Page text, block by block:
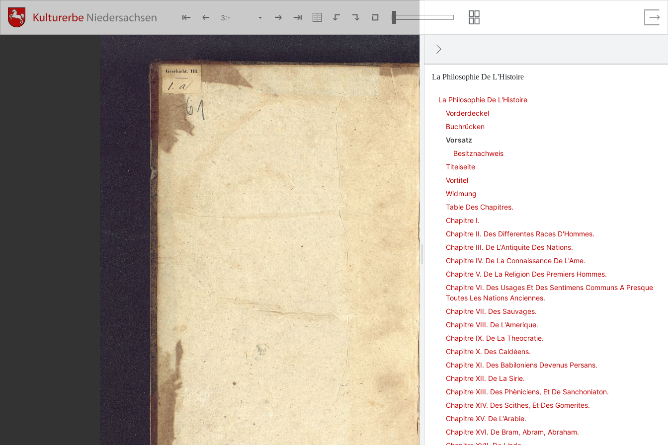
La Philosophie De L'Histoire
La Philosophie De L'Histoire
Vorderdeckel
Buchrücken
Vorsatz
Besitznachweis
Titelseite
Vortitel
Widmung
Table Des Chapitres.
Chapitre I.
Chapitre II. Des Differentes Races D'Hommes.
Chapitre III. De L'Antiquite Des Nations.
Chapitre IV. De La Connaissance De L'Ame.
Chapitre V. De La Religion Des Premiers Hommes.
Chapitre VI. Des Usages Et Des Sentimens Communs A Presque
Toutes Les Nations Anciennes.
Chapitre VII. Des Sauvages.
Chapitre VIII. De L'Amerique.
Chapitre IX. De La Theocratie.
Chapitre X. Des Caldèens.
Chapitre XI. Des Babiloniens Devenus Persans.
Chapitre XII. De La Sirie.
Chapitre XIII. Des Phèniciens, Et De Sanchoniaton.
Chapitre XIV. Des Scithes, Et Des Gomerites.
Chapitre XV. De L'Arabie.
Chapitre XVI. De Bram, Abram, Abraham.